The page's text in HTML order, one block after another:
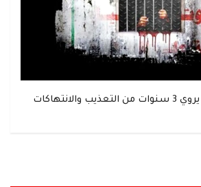
شهادة مؤثرة: جندي يروي 3 سنوات من التعذيب والانتهاكات